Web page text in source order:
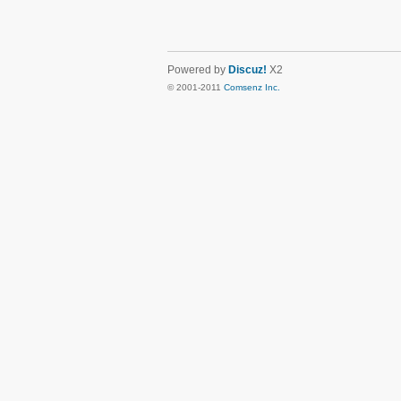
Powered by Discuz! X2
© 2001-2011 Comsenz Inc.